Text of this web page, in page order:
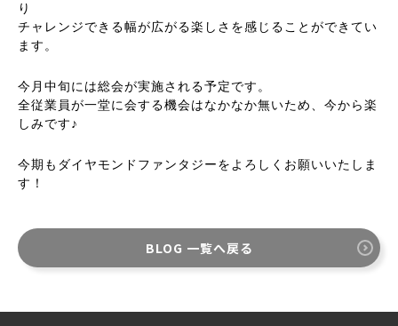
り
チャレンジできる幅が広がる楽しさを感じることができてい
ます。
今月中旬には総会が実施される予定です。
全従業員が一堂に会する機会はなかなか無いため、今から楽
しみです♪
今期もダイヤモンドファンタジーをよろしくお願いいたしま
す！
BLOG 一覧へ戻る